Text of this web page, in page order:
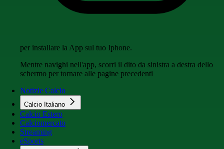
per installare la App sul tuo Iphone.
Mentre navighi nell'app, scorri il dito da sinistra a destra dello
schermo per tornare alle pagine precedenti
Notizie Calcio
Calcio Italiano
Calcio Estero
Calciomercato
Streaming
eSports